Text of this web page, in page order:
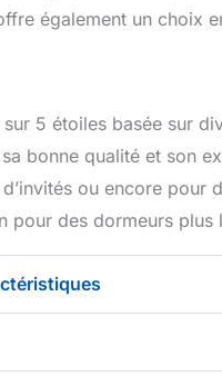
également un choix
5 étoiles basée sur
bonne qualité et son
ou encore
pour des dormeurs